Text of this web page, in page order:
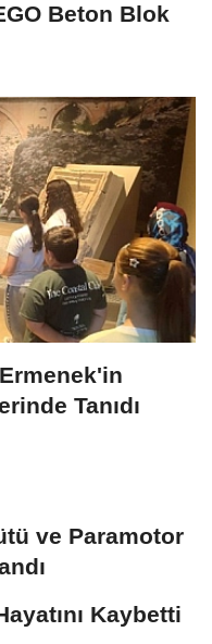
Beton Blok
Tanıdı
ve Paramotor
Kaybetti